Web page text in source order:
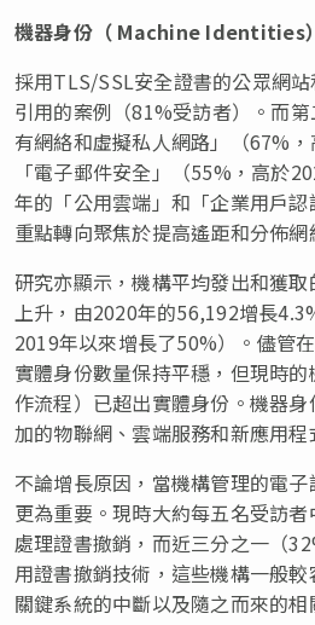
機器身份（ Machine Identities
採用TLS/SSL安全證書的公眾網
引用的案例（81%受訪者）。而
有網絡和虛擬私人網路」（67%
「電子郵件安全」（55%，高於
年的「公用雲端」和「企業用戶
重點轉向聚焦於提高遙距和分佈網
研究亦顯示，機構平均發出和獲
上升，由2020年的56,192增長
2019年以來增長了50%）。儘管
實體身份數量保持平穩，但現時
作流程）已超出實體身份。機器
加的物聯網、雲端服務和新應用程
不論增長原因，當機構管理的電
更為重要。現時大約每五名受訪
處理證書撤銷，而近三分之一（
用證書撤銷技術，這些機構一般
關鍵系統的中斷以及隨之而來的相